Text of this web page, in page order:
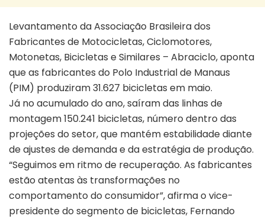
Levantamento da Associação Brasileira dos
Fabricantes de Motocicletas, Ciclomotores,
Motonetas, Bicicletas e Similares – Abraciclo, aponta
que as fabricantes do Polo Industrial de Manaus
(PIM) produziram 31.627 bicicletas em maio.
Já no acumulado do ano, saíram das linhas de
montagem 150.241 bicicletas, número dentro das
projeções do setor, que mantém estabilidade diante
de ajustes de demanda e da estratégia de produção.
“Seguimos em ritmo de recuperação. As fabricantes
estão atentas às transformações no
comportamento do consumidor”, afirma o vice-
presidente do segmento de bicicletas, Fernando